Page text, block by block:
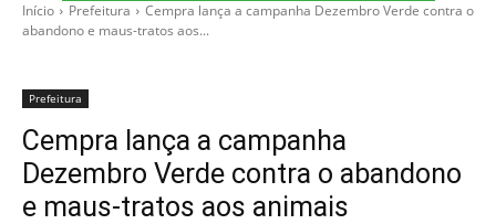
Início Prefeitura
Cempra lança a campanha Dezembro Verde contra o
abandono e maus-tratos aos...
Prefeitura
Cempra lança a campanha
Dezembro Verde contra o abandono
e maus-tratos aos animais